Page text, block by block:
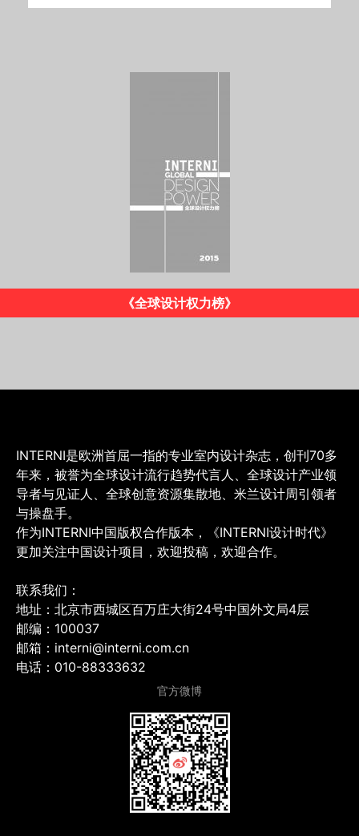
《INTERNI》意大利版
INTERNI是欧洲首屈一指的专业室内设计杂志，创刊70多
年来，被誉为全球设计流行趋势代言人、全球设计产业领
导者与见证人、全球创意资源集散地、米兰设计周引领者
与操盘手。
作为INTERNI中国版权合作版本，《INTERNI设计时代》
更加关注中国设计项目，欢迎投稿，欢迎合作。
联系我们：
地址：北京市西城区百万庄大街24号中国外文局4层
邮编：100037
邮箱：interni@interni.com.cn
电话：010-88333632
官方微博